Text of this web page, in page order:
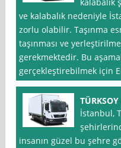
ve kalabalık nedeniyle
zorlu olabilir. Taşınma
taşınması ve
gerekmektedir. Bu
gerçekleştirebilmek için
İstanbul,
insanın güzel bu şehre